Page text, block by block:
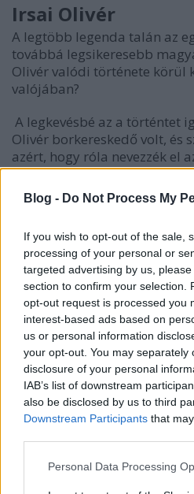
Blog - Do Not Process My
If you wish to opt-out of the sale,
processing of your personal or
targeted advertising by us,
section to confirm your selection.
opt-out request is processed you
interest-based ads based on
us or personal information
your opt-out. You may separately
disclosure of your personal
IAB’s list of downstream
also be disclosed by us to third
Downstream Participants that
Please note that this website/app
Personal Data Processing
Irsai Olivér
A legtöbb legenda talán az
továbbá legsikeresebb
Olivér valódi története körül
valójában?
A legkevésbé az a történtet
Olivér borkereskedő volt, és
azért, hogy róla nevezzék el
Szintén sokat hallott változat
egyszer hazafelé sétálva
Egy másik legenda azt
szőlővel, borászattal, és
nagyapa neveztette el
a szőlőfajtát Kocsis Pál
A leghihetőbb történet
Olivér fajta nemesítője – a
Józsefet tisztelte meg
fiáról, Olivérről nevezte el